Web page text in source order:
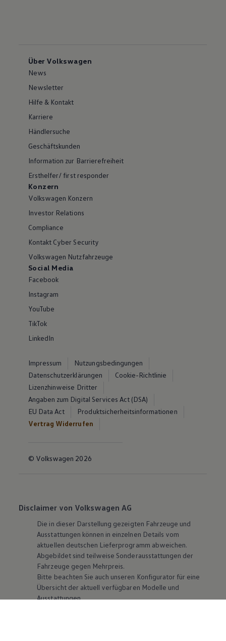
Über Volkswagen
News
Newsletter
Hilfe & Kontakt
Karriere
Händlersuche
Geschäftskunden
Information zur Barrierefreiheit
Ersthelfer/ first responder
Konzern
Volkswagen Konzern
Investor Relations
Compliance
Kontakt Cyber Security
Volkswagen Nutzfahrzeuge
Social Media
Facebook
Instagram
YouTube
TikTok
LinkedIn
Impressum
Nutzungsbedingungen
Datenschutzerklärungen
Cookie-Richtlinie
Lizenzhinweise Dritter
Angaben zum Digital Services Act (DSA)
EU Data Act
Produktsicherheitsinformationen
Vertrag Widerrufen
© Volkswagen 2026
Disclaimer von Volkswagen AG
Die in dieser Darstellung gezeigten Fahrzeuge und
Ausstattungen können in einzelnen Details vom
aktuellen deutschen Lieferprogramm abweichen.
Abgebildet sind teilweise Sonderausstattungen der
Fahrzeuge gegen Mehrpreis.
Bitte beachten Sie auch unseren Konfigurator für eine
Übersicht der aktuell verfügbaren Modelle und
Ausstattungen.